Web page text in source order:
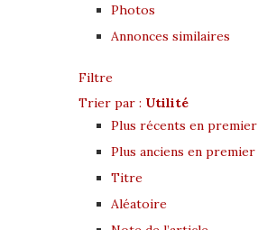
Photos
Annonces similaires
Filtre
Trier par : Utilité
Plus récents en premier
Plus anciens en premier
Titre
Aléatoire